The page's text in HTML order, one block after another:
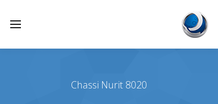
Chassi Nurit 8020